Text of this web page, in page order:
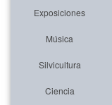
Exposiciones
Música
Silvicultura
Ciencia